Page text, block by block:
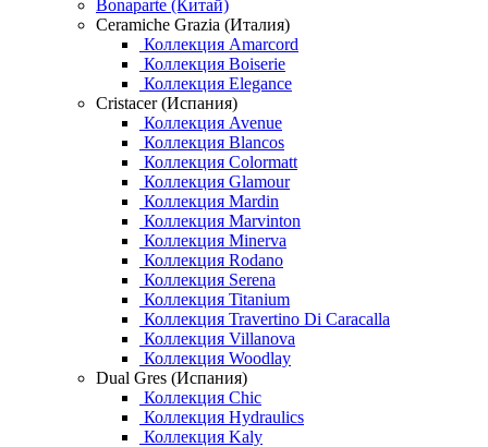
Bonaparte (Китай)
Ceramiche Grazia (Италия)
Коллекция Amarcord
Коллекция Boiserie
Коллекция Elegance
Cristacer (Испания)
Коллекция Avenue
Коллекция Blancos
Коллекция Colormatt
Коллекция Glamour
Коллекция Mardin
Коллекция Marvinton
Коллекция Minerva
Коллекция Rodano
Коллекция Serena
Коллекция Titanium
Коллекция Travertino Di Caracalla
Коллекция Villanova
Коллекция Woodlay
Dual Gres (Испания)
Коллекция Chic
Коллекция Hydraulics
Коллекция Kaly